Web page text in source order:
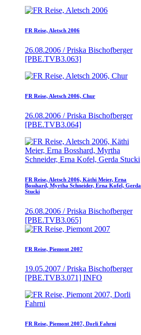
FR Reise, Aletsch 2006
26.08.2006 / Priska Bischofberger
[PBE.TVB3.063]
FR Reise, Aletsch 2006, Chur
26.08.2006 / Priska Bischofberger
[PBE.TVB3.064]
FR Reise, Aletsch 2006, Käthi Meier, Erna
Bosshard, Myrtha Schneider, Erna Kofel, Gerda
Stucki
26.08.2006 / Priska Bischofberger
[PBE.TVB3.065]
FR Reise, Piemont 2007
19.05.2007 / Priska Bischofberger
[PBE.TVB3.071] INFO
FR Reise, Piemont 2007, Dorli Fahrni